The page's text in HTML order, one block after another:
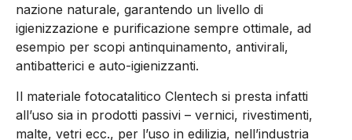
nazione naturale, garantendo un livello di
igienizzazione e pu­rificazione sempre ottimale, ad
esempio per scopi antinquina­mento, antivirali,
antibatterici e auto-igienizzanti.
Il materiale fotocatalitico Clen­tech si presta infatti
all’uso sia in prodotti passivi – vernici, ri­vestimenti,
malte, vetri ecc., per l’uso in edilizia, nell’industria